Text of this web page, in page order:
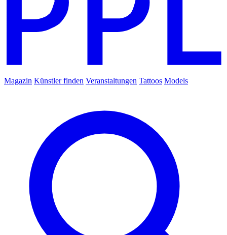
Magazin Künstler finden Veranstaltungen Tattoos Models